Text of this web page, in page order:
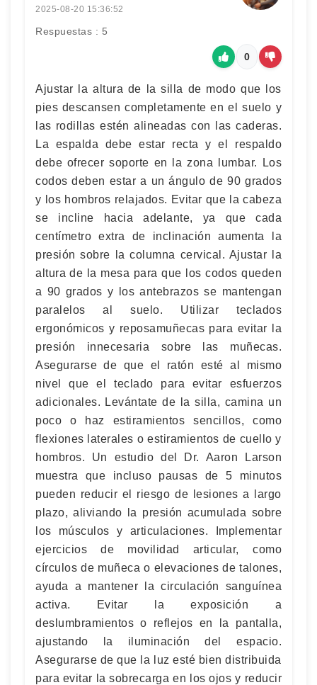
2025-08-20 15:36:52
Respuestas : 5
0
Ajustar la altura de la silla de modo que los
pies descansen completamente en el suelo y
las rodillas estén alineadas con las caderas.
La espalda debe estar recta y el respaldo
debe ofrecer soporte en la zona lumbar. Los
codos deben estar a un ángulo de 90 grados
y los hombros relajados. Evitar que la cabeza
se incline hacia adelante, ya que cada
centímetro extra de inclinación aumenta la
presión sobre la columna cervical. Ajustar la
altura de la mesa para que los codos queden
a 90 grados y los antebrazos se mantengan
paralelos al suelo. Utilizar teclados
ergonómicos y reposamuñecas para evitar la
presión innecesaria sobre las muñecas.
Asegurarse de que el ratón esté al mismo
nivel que el teclado para evitar esfuerzos
adicionales. Levántate de la silla, camina un
poco o haz estiramientos sencillos, como
flexiones laterales o estiramientos de cuello y
hombros. Un estudio del Dr. Aaron Larson
muestra que incluso pausas de 5 minutos
pueden reducir el riesgo de lesiones a largo
plazo, aliviando la presión acumulada sobre
los músculos y articulaciones. Implementar
ejercicios de movilidad articular, como
círculos de muñeca o elevaciones de talones,
ayuda a mantener la circulación sanguínea
activa. Evitar la exposición a
deslumbramientos o reflejos en la pantalla,
ajustando la iluminación del espacio.
Asegurarse de que la luz esté bien distribuida
para evitar la sobrecarga en los ojos y reducir